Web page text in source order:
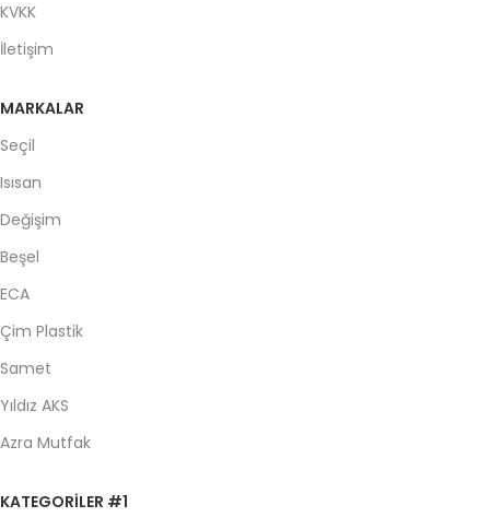
KVKK
İletişim
MARKALAR
Seçil
Isısan
Değişim
Beşel
ECA
Çim Plastik
Samet
Yıldız AKS
Azra Mutfak
KATEGORILER #1